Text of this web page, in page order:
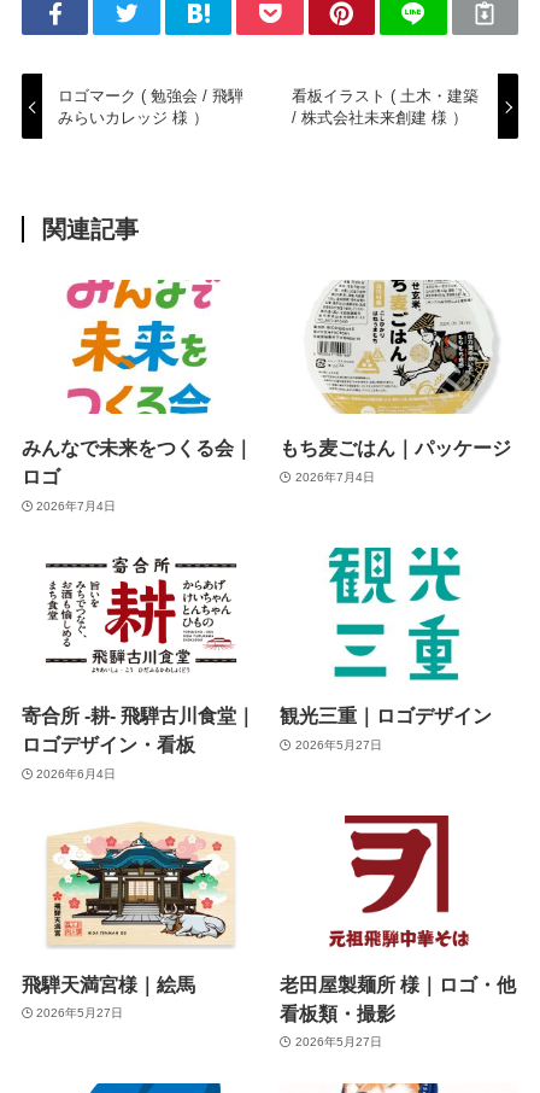
ロゴマーク ( 勉強会 / 飛騨
みらいカレッジ 様 ）
看板イラスト ( 土木・建築
/ 株式会社未来創建 様 ）
関連記事
みんなで未来をつくる会｜
ロゴ
2026年7月4日
もち麦ごはん｜パッケージ
2026年7月4日
寄合所 -耕- 飛騨古川食堂｜
ロゴデザイン・看板
2026年6月4日
観光三重｜ロゴデザイン
2026年5月27日
飛騨天満宮様｜絵馬
2026年5月27日
老田屋製麺所 様｜ロゴ・他
看板類・撮影
2026年5月27日